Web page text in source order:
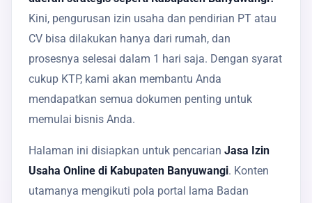
Kini, pengurusan izin usaha dan pendirian PT atau
CV bisa dilakukan hanya dari rumah, dan
prosesnya selesai dalam 1 hari saja. Dengan syarat
cukup KTP, kami akan membantu Anda
mendapatkan semua dokumen penting untuk
memulai bisnis Anda.
Halaman ini disiapkan untuk pencarian Jasa Izin
Usaha Online di Kabupaten Banyuwangi. Konten
utamanya mengikuti pola portal lama Badan